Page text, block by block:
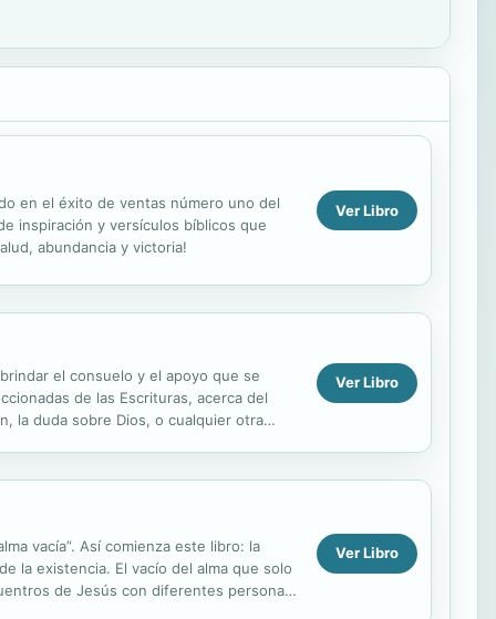
en el éxito de ventas número uno del
inspiración y versículos bíblicos que
abundancia y victoria!
Ver Libro
el consuelo y el apoyo que se
de las Escrituras, acerca del
la duda sobre Dios, o cualquier otra
Ver Libro
vacía”. Así comienza este libro: la
la existencia. El vacío del alma que solo
de Jesús con diferentes personas,
Ver Libro